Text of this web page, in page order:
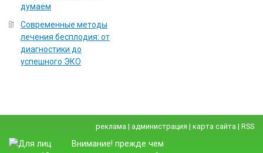
думаем
Современные методы
лечения бесплодия: от
диагностики до
успешного ЭКО
реклама | администрация | карта сайта | RSS
Внимание! прежде чем